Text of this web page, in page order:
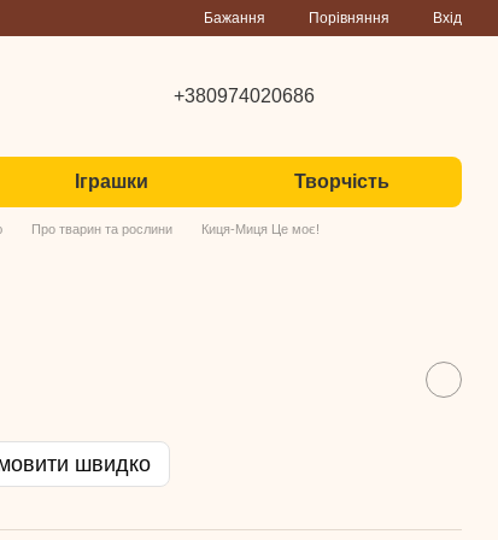
Бажання Порівняння Вхід
+380974020686
Іграшки Творчість
Про тварин та рослини Киця-Миця Це моє!
швидко